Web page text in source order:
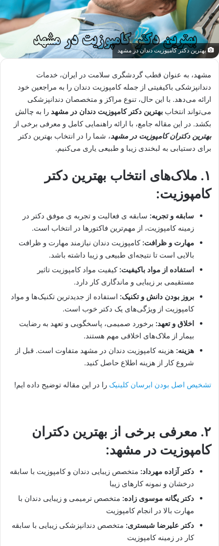
بهترین دکتر کامپوزیت دندان در مشهد
مشهد، به عنوان قطب گردشگری سلامت در ایران، خدمات
دندانپزشکی باکیفیتی از جمله کامپوزیت دندان را به مراجعین خود
ارائه می‌دهد. با این حال، تنوع مراکز و متخصصان دندانپزشکی
می‌تواند انتخاب بهترین دکتر کامپوزیت دندان در مشهد را به چالش
بکشد. در این مقاله جامع، با ارائه راهنمایی کامل و معرفی برخی از
بهترین دکتران کامپوزیت در مشهد، شما را در انتخاب بهترین دکتر
برای دستیابی به لبخندی زیبا و طبیعی یاری می‌کنیم.
۱. ملاک‌های انتخاب بهترین دکتر
کامپوزیت:
سابقه و تجربه: سابقه ی فعالیت و تجربه ی موفق دکتر در
زمینه کامپوزیت، از مهم‌ترین فاکتورها در انتخاب است.
مهارت و ظرافت: کامپوزیت دندان نیازمند مهارت و ظرافت
بالایی است تا نتیجه‌ای طبیعی و زیبا داشته باشد.
استفاده از مواد باکیفیت: کیفیت مواد کامپوزیت تاثیر
مستقیمی بر زیبایی و ماندگاری کار دارد.
بروز بودن دانش و تکنیک: استفاده از جدیدترین تکنیک‌ها و مواد
کامپوزیت از ویژگی‌های یک دکتر خوب است.
اخلاق و تعهد: برخورد صمیمی، پاسخگویی و تعهد به رضایت
بیمار از ملاک‌های اخلاقی مهم هستند.
هزینه: هزینه کامپوزیت دندان در مشهد متفاوت است. قبل از
شروع کار از هزینه اطلاع حاصل کنید.
تشخیص اصل بودن ابرسان کلینیک را در این مقاله توضیح داده ایم!
۲. معرفی برخی از بهترین دکتران
کامپوزیت در مشهد:
دکتر آزاده مهرداد: متخصص زیبایی دندان و کامپوزیت با سابقه
درخشان و نمونه کارهای زیبا
دکتر یگانه موسوی زاده: متخصص ترمیمی و زیبایی دندان با
مهارت بالا در انجام کامپوزیت
دکتر علیرضا شبستری: متخصص دندانپزشکی زیبایی با سابقه
کار در زمینه کامپوزیت